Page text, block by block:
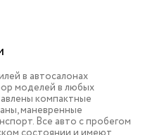
в автосалонах
моделей в любых
компактные
маневренные
Все авто с пробегом